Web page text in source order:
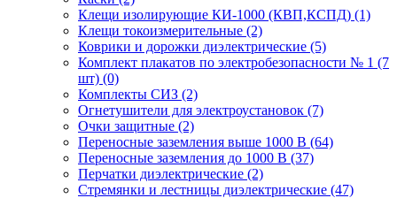
Клещи изолирующие КИ-1000 (КВП,КСПД) (1)
Клещи токоизмерительные (2)
Коврики и дорожки диэлектрические (5)
Комплект плакатов по электробезопасности № 1 (7
шт) (0)
Комплекты СИЗ (2)
Огнетушители для электроустановок (7)
Очки защитные (2)
Переносные заземления выше 1000 В (64)
Переносные заземления до 1000 В (37)
Перчатки диэлектрические (2)
Стремянки и лестницы диэлектрические (47)